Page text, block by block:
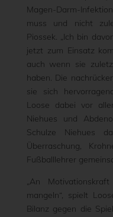
Magen-Darm-
muss und nicht
Piossek. „Ich bin
jetzt zum Einsatz
auch wenn sie
haben. Die
sie sich
Loose dabei vor
Niehues und
Schulze Niehues
Überraschung,
Fußballlehrer
„An
mangeln“, spielt
Bilanz gegen die